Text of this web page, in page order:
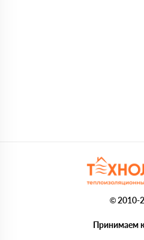
© 2010-
Принимаем